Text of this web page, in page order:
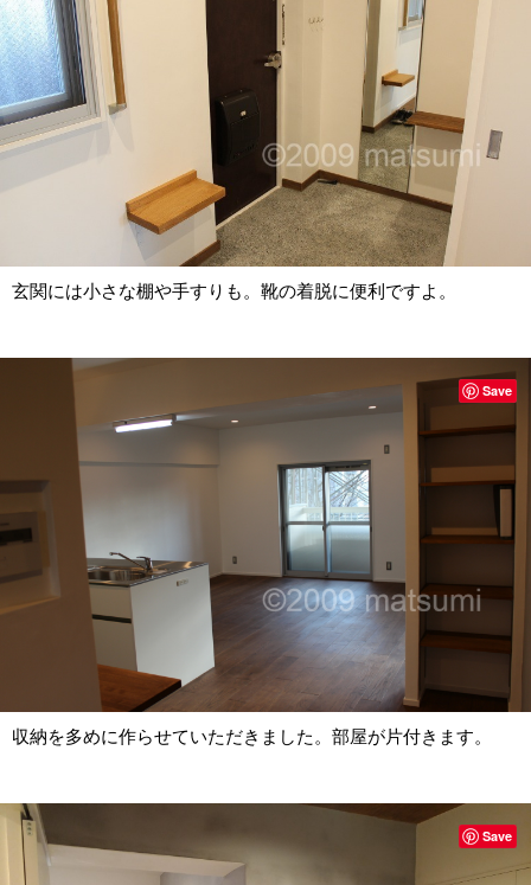
玄関には小さな棚や手すりも。靴の着脱に便利ですよ。
収納を多めに作らせていただきました。部屋が片付きます。
Save
Save